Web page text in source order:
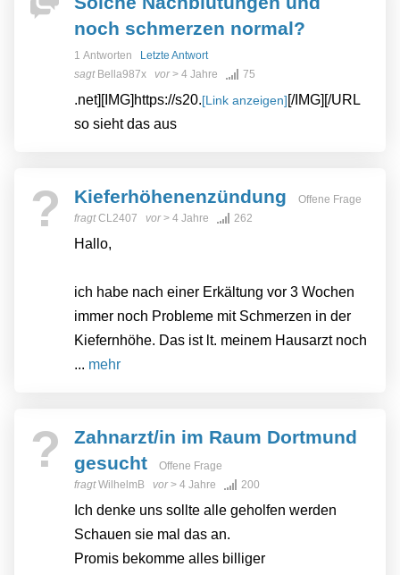
noch schmerzen normal?
1 Antworten
Letzte Antwort
sagt Bella987x vor> 4 Jahre 75
.net][IMG]https://s20.[Link anzeigen][/IMG][/URL
so sieht das aus
? Kieferhöhenenzündung
Offene Frage
fragtCL2407 vor> 4 Jahre 262
Hallo,
ich habe nach einer Erkältung vor 3 Wochen
immer noch Probleme mit Schmerzen in der
Kiefernhöhe. Das ist lt. meinem Hausarzt noch
... mehr
?
Zahnarzt/in im Raum Dortmund
gesucht
Offene Frage
fragtWilhelmB vor> 4 Jahre 200
Ich denke uns sollte alle geholfen werden
Schauen sie mal das an.
Promis bekomme alles billiger